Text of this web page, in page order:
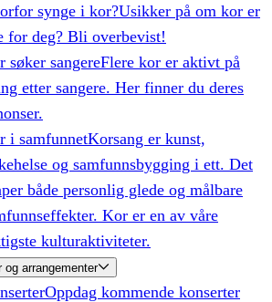
synge i kor?Usikker på om kor er
for deg? Bli overbevist!
søker sangereFlere kor er aktivt på
etter sangere. Her finner du deres
i samfunnetKorsang er kunst,
og samfunnsbygging i ett. Det
både personlig glede og målbare
Kor er en av våre
kulturaktiviteter.
og arrangementer
Oppdag kommende konserter